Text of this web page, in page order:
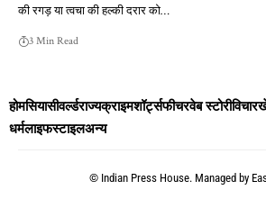
की रगड़ या त्वचा की हल्की दरार को…
3 Min Read
होमसियासीवर्ल्डराज्यक्राइमशॉर्ट्सफीचरवेब स्टोरीविचार
धर्मलाइफस्टाइलअन्य
© Indian Press House. Managed by